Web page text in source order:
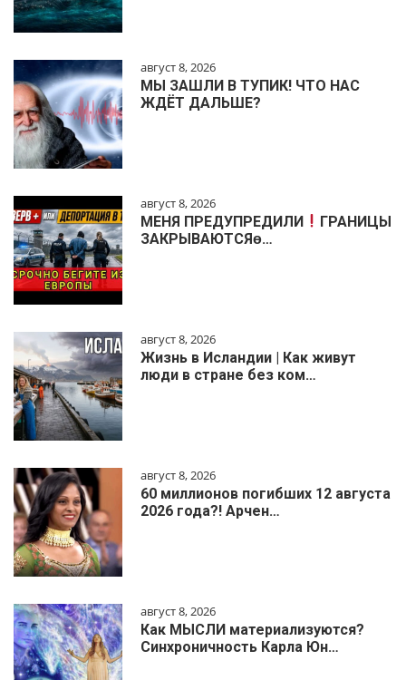
август 8, 2026
МЫ ЗАШЛИ В ТУПИК! ЧТО НАС
ЖДЁТ ДАЛЬШЕ?
август 8, 2026
МЕНЯ ПРЕДУПРЕДИЛИ
ГРАНИЦЫ
ЗАКРЫВАЮТСЯɵ…
август 8, 2026
Жизнь в Исландии | Как живут
люди в стране без ком…
август 8, 2026
60 миллионов погибших 12 августа
2026 года?! Арчен…
август 8, 2026
Как МЫСЛИ материализуются?
Синхроничность Карла Юн…